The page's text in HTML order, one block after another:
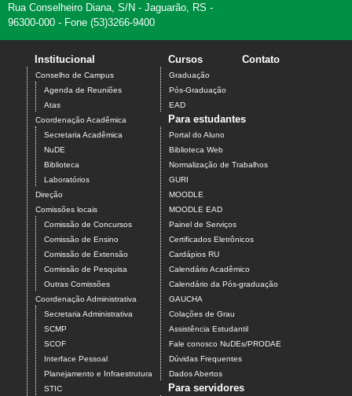
Rua Conselheiro Diana, S/N - Jaguarão, RS -
96300-000 - Fone (53)3266-9400
Institucional
Conselho de Campus
Agenda de Reuniões
Atas
Coordenação Acadêmica
Secretaria Acadêmica
NuDE
Biblioteca
Laboratórios
Direção
Comissões locais
Comissão de Concursos
Comissão de Ensino
Comissão de Extensão
Comissão de Pesquisa
Outras Comissões
Coordenação Administrativa
Secretaria Administrativa
SCMP
SCOF
Interface Pessoal
Planejamento e Infraestrutura
STIC
Cursos
Graduação
Pós-Graduação
EAD
Contato
Para estudantes
Portal do Aluno
Biblioteca Web
Normalização de Trabalhos
GURI
MOODLE
MOODLE EAD
Painel de Serviços
Certificados Eletrônicos
Cardápios RU
Calendário Acadêmico
Calendário da Pós-graduação
GAUCHA
Colações de Grau
Assistência Estudantil
Fale conosco NuDEs/PRODAE
Dúvidas Frequentes
Dados Abertos
Para servidores